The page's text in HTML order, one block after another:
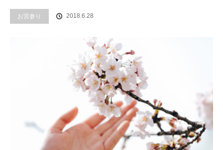
お宮参り 2018.6.28